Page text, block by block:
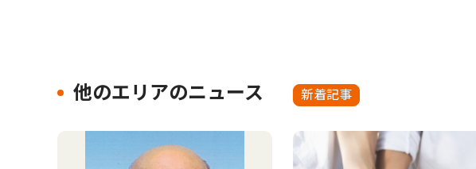
他のエリアのニュース 新着記事